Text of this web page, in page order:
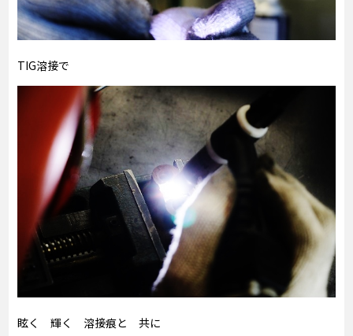
TIG溶接で
眩く 輝く 溶接痕と 共に